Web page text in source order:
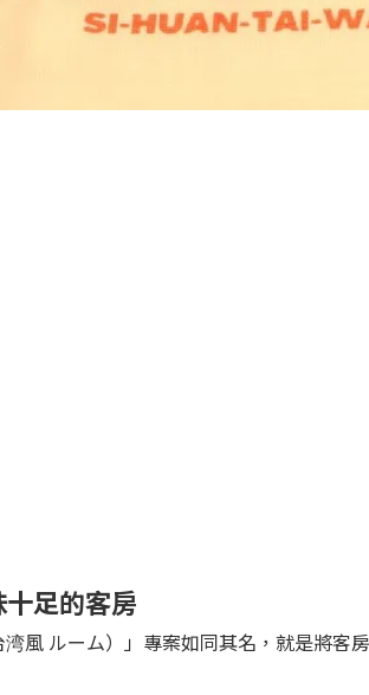
足的客房
湾風 ルーム）」專案如同其名，就是將客